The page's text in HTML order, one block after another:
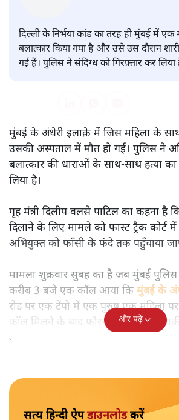
अभियुक्त गिरफ़्तार
महाराष्ट्र | सोमदत्त शर्मा| 11 SEP, 2021
दिल्ली के निर्भया कांड का तरह ही मुंबई में
बलात्कार किया गया है और उसे उस दौरान